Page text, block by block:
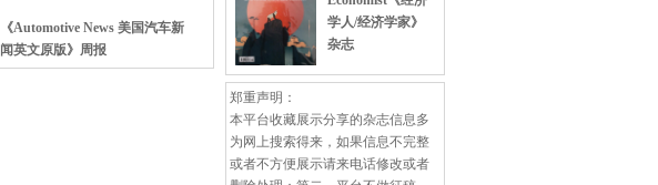
《Automotive News 美国汽车新
闻英文原版》周报